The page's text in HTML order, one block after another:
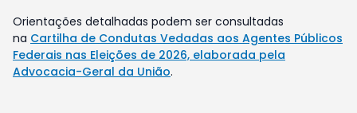
Orientações detalhadas podem ser consultadas
na Cartilha de Condutas Vedadas aos Agentes Públicos
Federais nas Eleições de 2026, elaborada pela
Advocacia-Geral da União.